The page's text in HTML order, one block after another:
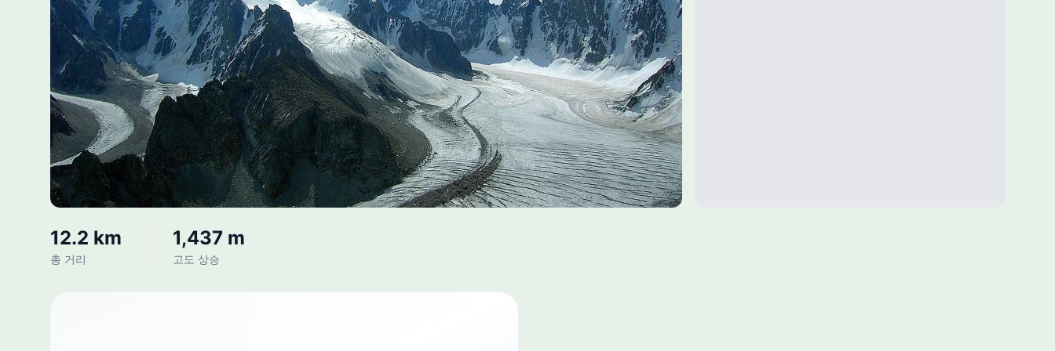
12.2 km
총 거리
1,437 m
고도 상승